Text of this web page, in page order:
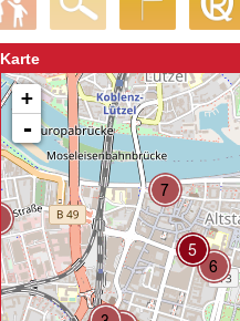
Karte
+
-